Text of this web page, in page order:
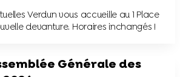
Verdun vous accueille au 1 Place
devanture. Horaires inchangés !
Générale des